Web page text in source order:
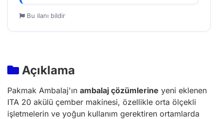
Bu ilanı bildir
Açıklama
Pakmak Ambalaj'ın ambalaj çözümlerine yeni eklenen
ITA 20 akülü çember makinesi, özellikle orta ölçekli
işletmelerin ve yoğun kullanım gerektiren ortamlarda